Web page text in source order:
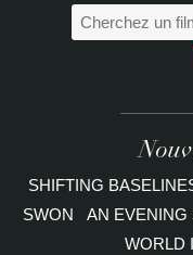
SHIFTING
SWON
AN EVENING
WORLD